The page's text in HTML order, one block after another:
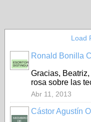
Load
ESCRITOR
DISTINGUIDO
Ronald Bonilla
Gracias,
rosa sobre las
Abr 11, 2013
MIEMBRO
DE
Cástor Agustín